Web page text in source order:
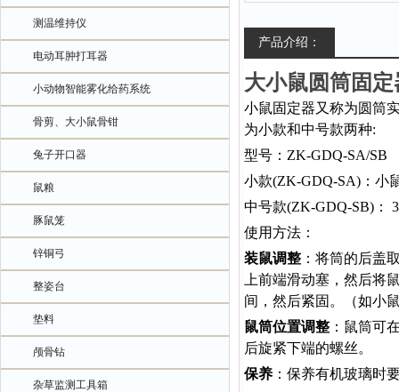
测温维持仪
电动耳肿打耳器
小动物智能雾化给药系统
骨剪、大小鼠骨钳
兔子开口器
鼠粮
豚鼠笼
锌铜弓
整姿台
垫料
颅骨钻
杂草监测工具箱
产品介绍：
大小鼠圆筒固定
小鼠固定器又称为圆筒
为小款和中号款两种:
型号：ZK-GDQ-SA/SB
小款(ZK-GDQ-SA)：小
中号款(ZK-GDQ-SB)：
使用方法：
装鼠调整 ：将筒的后盖
上前端滑动塞，然后将
间，然后紧固。（如小
鼠筒位置调整 ：鼠筒可
后旋紧下端的螺丝。
保养 ：保养有机玻璃时